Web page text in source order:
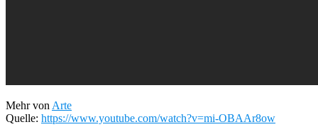
Mehr von Arte
Quelle: https://www.youtube.com/watch?v=mi-OBAAr8ow